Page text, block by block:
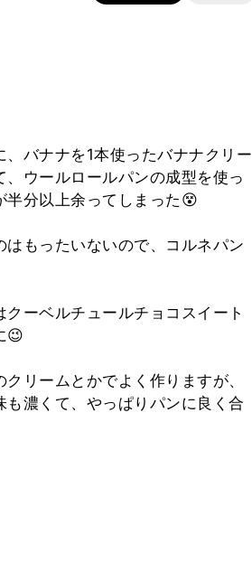
バナナを1本使ったバナナクリー
ウールロールパンの成型を使っ
半分以上余ってしまった😵
もったいないので、コルネパン
ーベルチュールチョコスイート
😉
リームとかでよく作りますが、
濃くて、やっぱりパンに良く合